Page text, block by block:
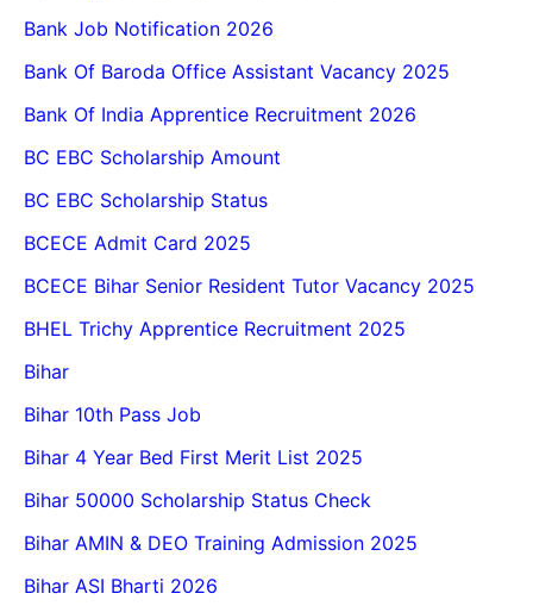
Bank Job Notification 2026
Bank Of Baroda Office Assistant Vacancy 2025
Bank Of India Apprentice Recruitment 2026
BC EBC Scholarship Amount
BC EBC Scholarship Status
BCECE Admit Card 2025
BCECE Bihar Senior Resident Tutor Vacancy 2025
BHEL Trichy Apprentice Recruitment 2025
Bihar
Bihar 10th Pass Job
Bihar 4 Year Bed First Merit List 2025
Bihar 50000 Scholarship Status Check
Bihar AMIN & DEO Training Admission 2025
Bihar ASI Bharti 2026